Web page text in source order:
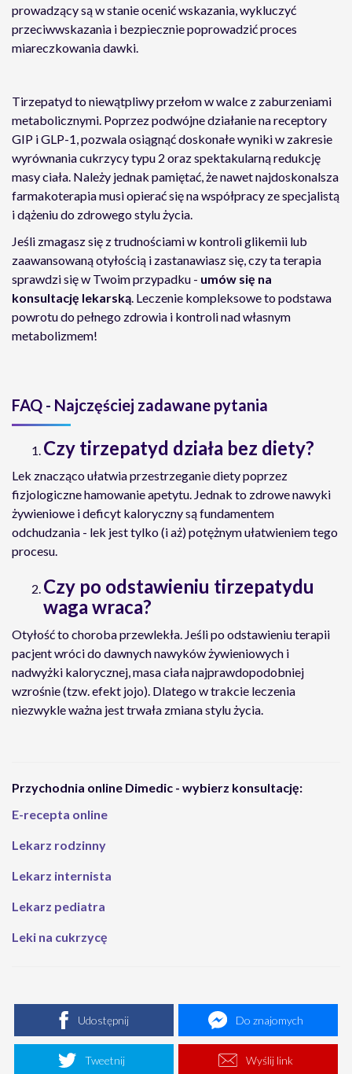
prowadzący są w stanie ocenić wskazania, wykluczyć
przeciwwskazania i bezpiecznie poprowadzić proces
miareczkowania dawki.
Tirzepatyd to niewątpliwy przełom w walce z zaburzeniami
metabolicznymi. Poprzez podwójne działanie na receptory
GIP i GLP-1, pozwala osiągnąć doskonałe wyniki w zakresie
wyrównania cukrzycy typu 2 oraz spektakularną redukcję
masy ciała. Należy jednak pamiętać, że nawet najdoskonalsza
farmakoterapia musi opierać się na współpracy ze specjalistą
i dążeniu do zdrowego stylu życia.
Jeśli zmagasz się z trudnościami w kontroli glikemii lub
zaawansowaną otyłością i zastanawiasz się, czy ta terapia
sprawdzi się w Twoim przypadku - umów się na
konsultację lekarską. Leczenie kompleksowe to podstawa
powrotu do pełnego zdrowia i kontroli nad własnym
metabolizmem!
FAQ - Najczęściej zadawane pytania
Czy tirzepatyd działa bez diety?
Lek znacząco ułatwia przestrzeganie diety poprzez
fizjologiczne hamowanie apetytu. Jednak to zdrowe nawyki
żywieniowe i deficyt kaloryczny są fundamentem
odchudzania - lek jest tylko (i aż) potężnym ułatwieniem tego
procesu.
Czy po odstawieniu tirzepatydu
waga wraca?
Otyłość to choroba przewlekła. Jeśli po odstawieniu terapii
pacjent wróci do dawnych nawyków żywieniowych i
nadwyżki kalorycznej, masa ciała najprawdopodobniej
wzrośnie (tzw. efekt jojo). Dlatego w trakcie leczenia
niezwykle ważna jest trwała zmiana stylu życia.
Przychodnia online Dimedic - wybierz konsultację:
E-recepta online
Lekarz rodzinny
Lekarz internista
Lekarz pediatra
Leki na cukrzycę
Udostępnij Do znajomych
Tweetnij Wyślij link